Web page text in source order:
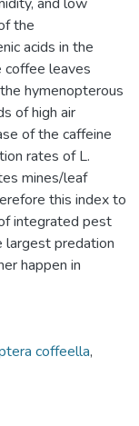
the
acids in the
coffee leaves
hymenopterous
of high air
of the caffeine
rates of L.
mines/leaf
this index to
integrated pest
largest predation
happen in
coffeella,